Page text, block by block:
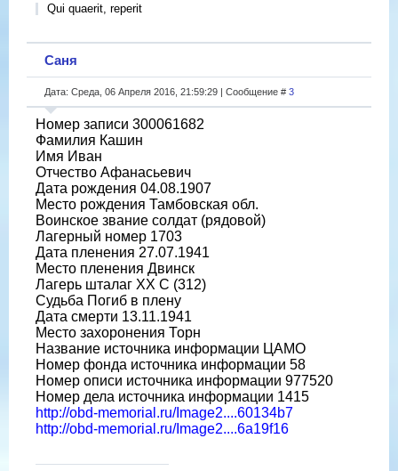
Qui quaerit, reperit
Саня
Дата: Среда, 06 Апреля 2016, 21:59:29 | Сообщение # 3
Номер записи 300061682
Фамилия Кашин
Имя Иван
Отчество Афанасьевич
Дата рождения 04.08.1907
Место рождения Тамбовская обл.
Воинское звание солдат (рядовой)
Лагерный номер 1703
Дата пленения 27.07.1941
Место пленения Двинск
Лагерь шталаг XX C (312)
Судьба Погиб в плену
Дата смерти 13.11.1941
Место захоронения Торн
Название источника информации ЦАМО
Номер фонда источника информации 58
Номер описи источника информации 977520
Номер дела источника информации 1415
http://obd-memorial.ru/Image2....60134b7
http://obd-memorial.ru/Image2....6a19f16